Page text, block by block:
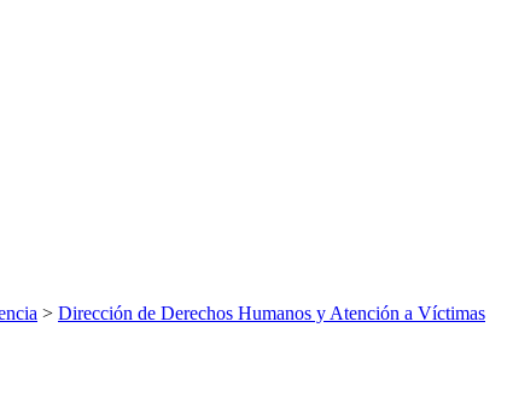
> Dirección de Derechos Humanos y Atención a Víctimas